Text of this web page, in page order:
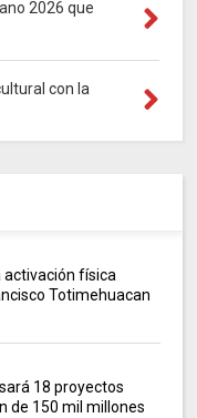
2026 que
con la
activación física
Totimehuacan
18 proyectos
de 150 mil millones